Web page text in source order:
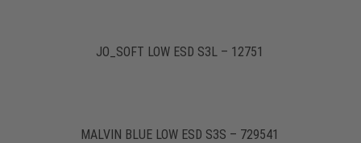
JO_SOFT LOW ESD S3L – 12751
MALVIN BLUE LOW ESD S3S – 729541